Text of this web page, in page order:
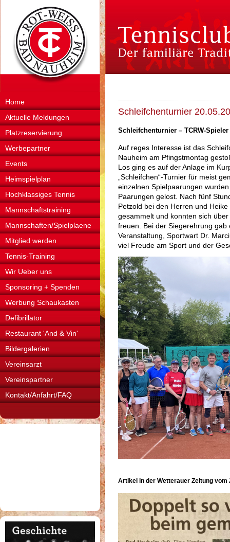
Home
Aktuelle Meldungen
Platzreservierung
Werbepartner
Events
Heimspielplan
Hochklassiges Tennis
Mannschaftstraining
Mannschaften/Spielplaene
Mitglied werden
Tennis-Training
Wir Ueber uns
Sponsoring + Spenden
Werbung Schaukasten
Defibrillator
Restaurant 'And & Vin'
Bildergalerien
Vereinsarzt
Vereinspartner
Kontakt/Anfahrt/FAQ
Schleifchenturnier
Schleifchenturnier – TCRW-
Auf reges Interesse ist das
Nauheim am Pfingstmontag
Los ging es auf der Anlage im
„Schleifchen“-Turnier für meist
einzelnen Spielpaarungen
Paarungen gelost. Nach fünf
Petzold bei den Herren und
gesammelt und konnten sich
freuen. Bei der Siegerehrung
Veranstaltung, Sportwart Dr.
viel Freude am Sport und der
Artikel in der Wetterauer Zeitung vom